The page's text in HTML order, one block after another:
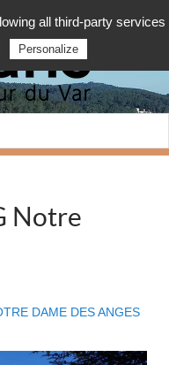
Notre
DAME DES ANGES
all third-party services
Personalize